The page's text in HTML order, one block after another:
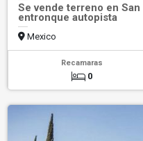
Se vende terreno en
entronque autopista
Mexico
Recamaras
0